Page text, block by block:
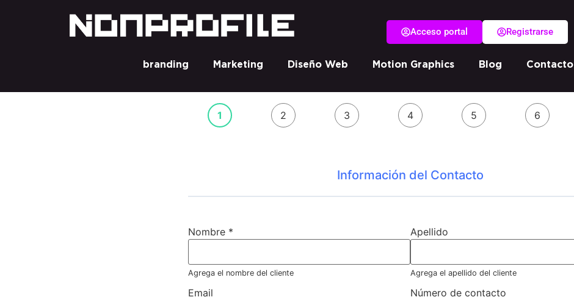
Acceso portal Registrarse
branding Marketing Diseño Web Motion Graphics Blog Contacto
1 2 3 4 5 6
Información del Contacto
Nombre *
Agrega el nombre del cliente
Apellido
Agrega el apellido del cliente
Email Número de contacto